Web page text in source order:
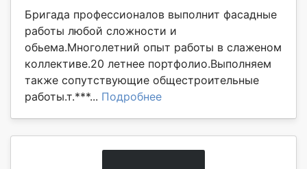
Бригада профессионалов выполнит фасадные
работы любой сложности и
обьема.Многолетний опыт работы в слаженом
коллективе.20 летнее портфолио.Выполняем
также сопутствующие общестроительные
работы.т.***... Подробнее